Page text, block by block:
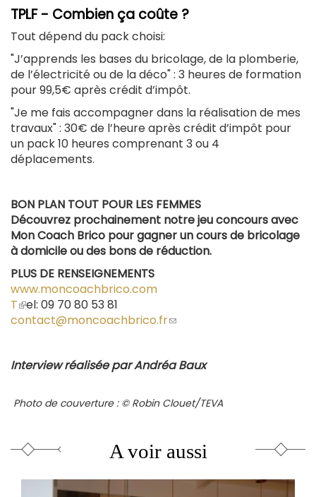
TPLF - Combien ça coûte ?
Tout dépend du pack choisi:
"J’apprends les bases du bricolage, de la plomberie,
de l’électricité ou de la déco" : 3 heures de formation
pour 99,5€ après crédit d’impôt.
"Je me fais accompagner dans la réalisation de mes
travaux" : 30€ de l’heure après crédit d’impôt pour
un pack 10 heures comprenant 3 ou 4
déplacements.
BON PLAN TOUT POUR LES FEMMES
Découvrez prochainement notre jeu concours avec
Mon Coach Brico pour gagner un cours de bricolage
à domicile ou des bons de réduction.
PLUS DE RENSEIGNEMENTS
www.moncoachbrico.com
T(le
lien
el: 09 70 80 53 81
contact@moncoachbrico.fr(le
un
Interview réalisée par Andréa Baux
Photo de couverture : © Robin Clouet/TEVA
A voir aussi